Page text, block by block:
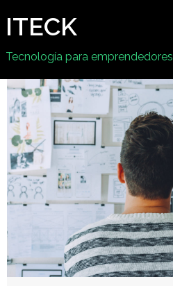
ITECK
Tecnología para emprendedores